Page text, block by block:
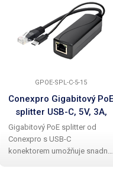
GPOE-SPL-C-5-15
Conexpro Gigabitový PoE
splitter USB-C, 5V, 3A,
15W
Gigabitový PoE splitter od
Conexpro s USB-C
konektorem umožňuje snadné